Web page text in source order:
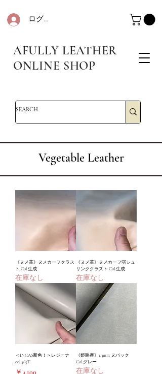
ログイン
AFULLY LEATHER
ONLINE SHOP
Vegetable Leather
《ヌメ革》ヌメカーフクラス
ト Col.生成
在庫なし
《ヌメ革》ヌメカーフ弱シュ
リンククラスト Col.生成
在庫なし
＜INCAS新色！＞レジーナ
col.465T
価格
￥4,100
《姫路産》1.3mm ヌバック
Col.グレー
在庫なし